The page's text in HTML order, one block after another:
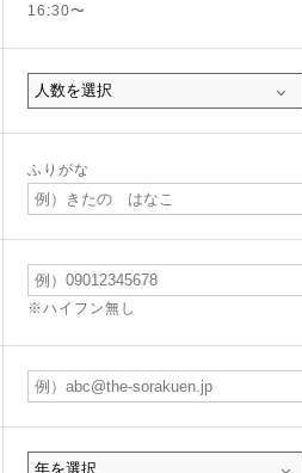
16:30〜
ふりがな
※ハイフン無し